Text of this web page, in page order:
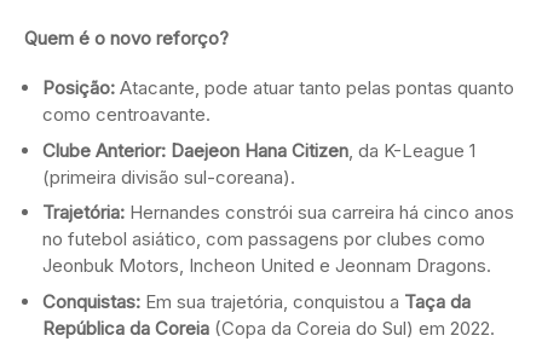
Quem é o novo reforço?
Posição: Atacante, pode atuar tanto pelas pontas quanto
como centroavante.
Clube Anterior: Daejeon Hana Citizen , da K-League 1
(primeira divisão sul-coreana).
Trajetória: Hernandes constrói sua carreira há cinco anos
no futebol asiático, com passagens por clubes como
Jeonbuk Motors, Incheon United e Jeonnam Dragons.
Conquistas: Em sua trajetória, conquistou a Taça da
República da Coreia (Copa da Coreia do Sul) em 2022.